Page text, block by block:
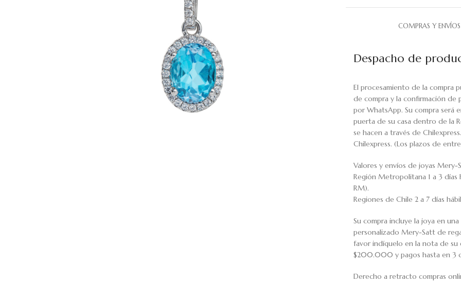
COMPRAS Y ENVÍOS
Despacho de
El procesamiento de la compra
de compra y la confirmación de
por WhatsApp. Su compra será
puerta de su casa dentro de la
se hacen a través de
Chilexpress. (Los plazos de
Valores y envíos de joyas Mery-
Región Metropolitana 1 a 3
RM).
Regiones de Chile 2 a 7 días
Su compra incluye la joya en
personalizado Mery-Satt de
favor indíquelo en la nota de
$200.000 y pagos hasta en 3
Derecho a retracto compras